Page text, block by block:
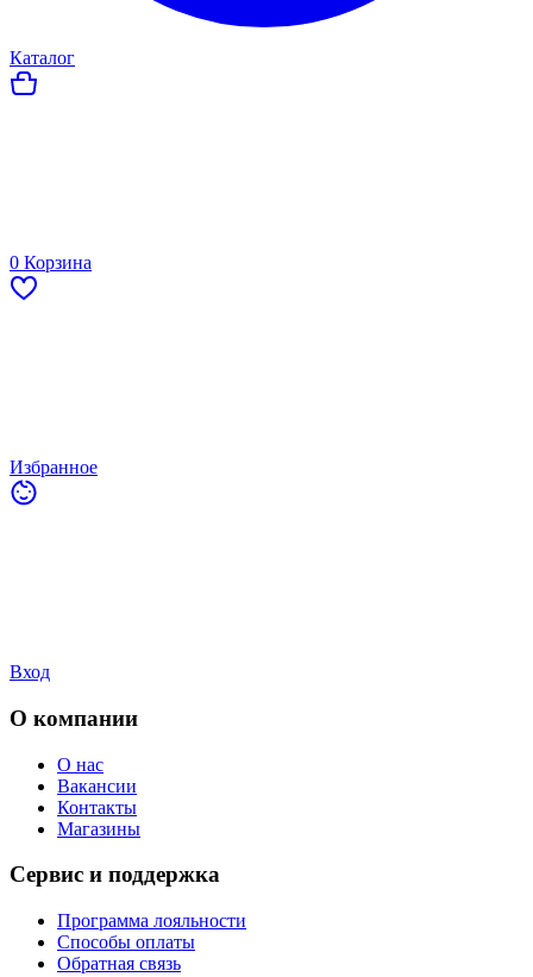
Каталог
0 Корзина
Избранное
Вход
О компании
О нас
Вакансии
Контакты
Магазины
Сервис и поддержка
Программа лояльности
Способы оплаты
Обратная связь